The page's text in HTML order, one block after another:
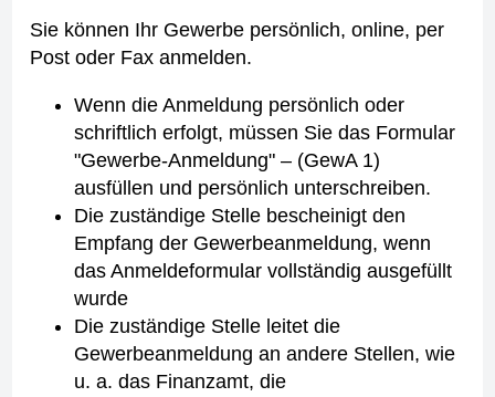
Sie können Ihr Gewerbe persönlich, online, per
Post oder Fax anmelden.
Wenn die Anmeldung persönlich oder
schriftlich erfolgt, müssen Sie das Formular
"Gewerbe-Anmeldung" – (GewA 1)
ausfüllen und persönlich unterschreiben.
Die zuständige Stelle bescheinigt den
Empfang der Gewerbeanmeldung, wenn
das Anmeldeformular vollständig ausgefüllt
wurde
Die zuständige Stelle leitet die
Gewerbeanmeldung an andere Stellen, wie
u. a. das Finanzamt, die